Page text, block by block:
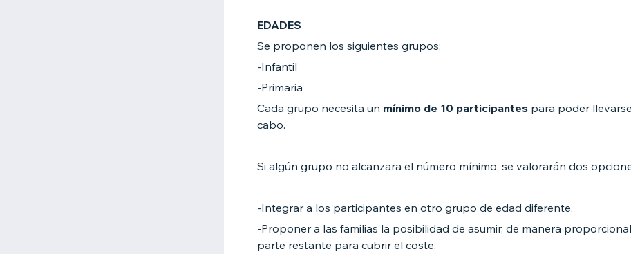
EDADES
Se proponen los siguientes grupos:
-Infantil
-Primaria
Cada grupo necesita un mínimo de 10 participantes para poder
cabo.
Si algún grupo no alcanzara el número mínimo, se valorarán dos
-Integrar a los participantes en otro grupo de edad diferente.
-Proponer a las familias la posibilidad de asumir, de manera
parte restante para cubrir el coste.